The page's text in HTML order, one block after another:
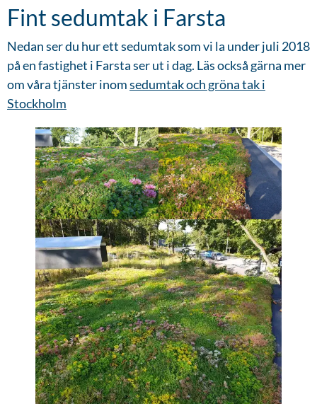
Fint sedumtak i Farsta
Nedan ser du hur ett sedumtak som vi la under juli 2018
på en fastighet i Farsta ser ut i dag. Läs också gärna mer
om våra tjänster inomsedumtak och gröna tak i
Stockholm